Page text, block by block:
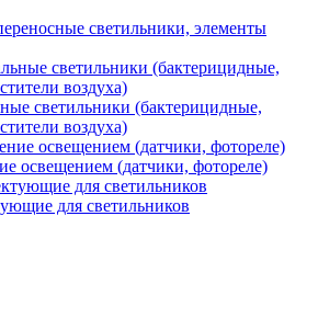
светильники, элементы
светильники (бактерицидные,
воздуха)
освещением (датчики, фотореле)
для светильников